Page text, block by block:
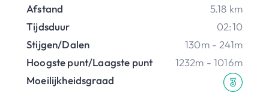
Afstand
5.18 km
Tijdsduur
02:10
Stijgen/Dalen
130m - 241m
Hoogste punt/Laagste punt
1232m - 1016m
Moeilijkheidsgraad